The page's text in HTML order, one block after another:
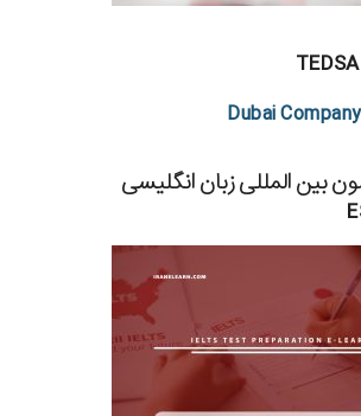
Dubai Company
بین المللی زبان انگلیسی